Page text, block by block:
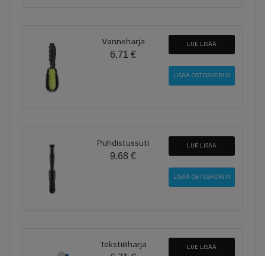
Vanneharja
6,71 €
LUE LISÄÄ
Puhdistussuti
9,68 €
LUE LISÄÄ
Tekstiiliharja LUE LISÄÄ